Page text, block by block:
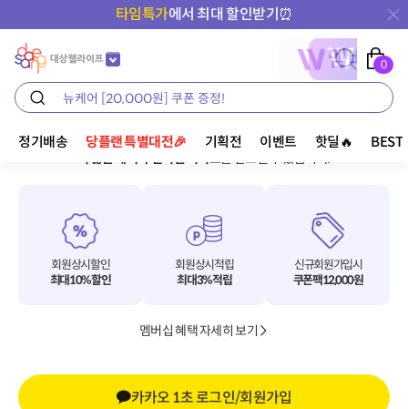
타임특가에서 최대 할인받기⏰
0
정기배송 당플랜 특별대전🎉 기획전 이벤트 핫딜🔥 BEST
회원가입
대상웰라이프 회원으로 가입하실 경우각종 이벤트및
더 많은 혜택과 편리한 서비스를 받으실 수 있습니다.
회원 상시 할인
최대 10% 할인
회원 상시 적립
최대 3% 적립
신규회원 가입시
쿠폰팩 12,000원
멤버십 혜택 자세히 보기
카카오 1초 로그인/회원가입